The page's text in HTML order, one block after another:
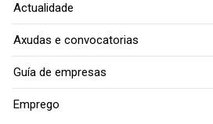
Actualidade
Axudas e convocatorias
Guía de empresas
Emprego